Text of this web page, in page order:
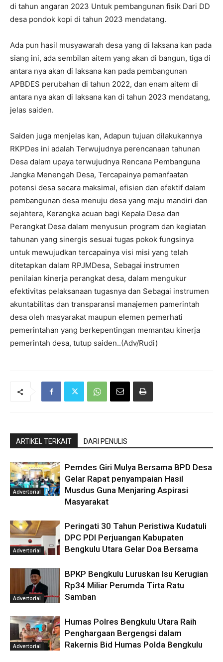
di tahun angaran 2023 Untuk pembangunan fisik Dari DD
desa pondok kopi di tahun 2023 mendatang.
Ada pun hasil musyawarah desa yang di laksana kan pada
siang ini, ada sembilan aitem yang akan di bangun, tiga di
antara nya akan di laksana kan pada pembangunan
APBDES perubahan di tahun 2022, dan enam aitem di
antara nya akan di laksana kan di tahun 2023 mendatang,
jelas saiden.
Saiden juga menjelas kan, Adapun tujuan dilakukannya
RKPDes ini adalah Terwujudnya perencanaan tahunan
Desa dalam upaya terwujudnya Rencana Pembanguna
Jangka Menengah Desa, Tercapainya pemanfaatan
potensi desa secara maksimal, efisien dan efektif dalam
pembangunan desa menuju desa yang maju mandiri dan
sejahtera, Kerangka acuan bagi Kepala Desa dan
Perangkat Desa dalam menyusun program dan kegiatan
tahunan yang sinergis sesuai tugas pokok fungsinya
untuk mewujudkan tercapainya visi misi yang telah
ditetapkan dalam RPJMDesa, Sebagai instrumen
penilaian kinerja perangkat desa, dalam mengukur
efektivitas pelaksanaan tugasnya dan Sebagai instrumen
akuntabilitas dan transparansi manajemen pamerintah
desa oleh masyarakat maupun elemen pemerhati
pemerintahan yang berkepentingan memantau kinerja
pemerintah desa, tutup saiden..(Adv/Rudi)
ARTIKEL TERKAIT DARI PENULIS
Advertorial
Pemdes Giri Mulya Bersama BPD Desa
Gelar Rapat penyampaian Hasil
Musdus Guna Menjaring Aspirasi
Masyarakat
Advertorial
Peringati 30 Tahun Peristiwa Kudatuli
DPC PDI Perjuangan Kabupaten
Bengkulu Utara Gelar Doa Bersama
Advertorial
BPKP Bengkulu Luruskan Isu Kerugian
Rp34 Miliar Perumda Tirta Ratu
Samban
Advertorial
Humas Polres Bengkulu Utara Raih
Penghargaan Bergengsi dalam
Rakernis Bid Humas Polda Bengkulu